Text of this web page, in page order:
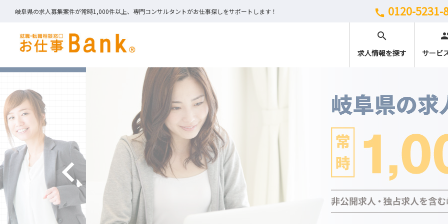
岐阜県の求人募集案件が常時1,000件以上、専門コンサルタントがお仕事探しをサポートします！ call 0120-5231-
search
求人情報を探す サービ